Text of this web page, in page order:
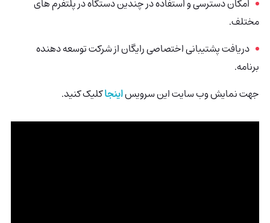
مختلف.
دریافت پشتیبانی اختصاصی رایگان از شرکت توسعه دهنده
برنامه.
جهت نمایش وب سایت این سرویساینجاکلیک کنید.